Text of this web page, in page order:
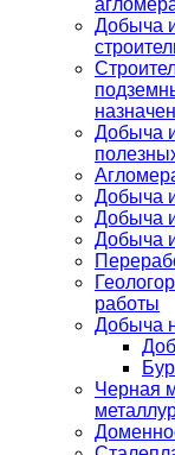
Добыча
Добыча
Добыча
Добыча
Добыча
работы
Добыча
Черная